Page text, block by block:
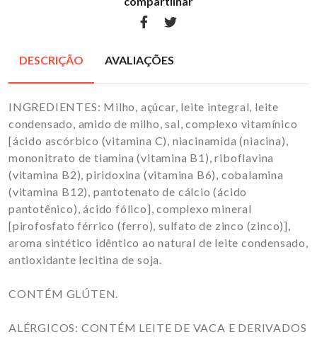
DESCRIÇÃO AVALIAÇÕES
INGREDIENTES: Milho, açúcar, leite integral, leite
condensado, amido de milho, sal, complexo vitamínico
[ácido ascórbico (vitamina C), niacinamida (niacina),
mononitrato de tiamina (vitamina B1), riboflavina
(vitamina B2), piridoxina (vitamina B6), cobalamina
(vitamina B12), pantotenato de cálcio (ácido
pantotênico), ácido fólico], complexo mineral
[pirofosfato férrico (ferro), sulfato de zinco (zinco)],
aroma sintético idêntico ao natural de leite condensado,
antioxidante lecitina de soja.
CONTÉM GLÚTEN.
ALÉRGICOS: CONTÉM LEITE DE VACA E DERIVADOS